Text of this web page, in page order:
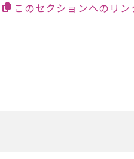
このセクションへのリ